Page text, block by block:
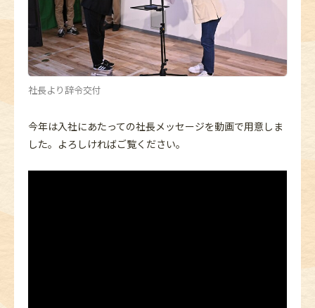
社長より辞令交付
今年は入社にあたっての社長メッセージを動画で用意しま
した。よろしければご覧ください。